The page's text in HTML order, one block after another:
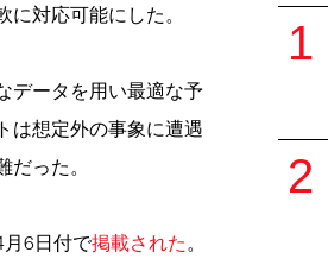
対応可能にした。
データを用い最適な予
は想定外の事象に遭遇
った。
月6日付で掲載された 。